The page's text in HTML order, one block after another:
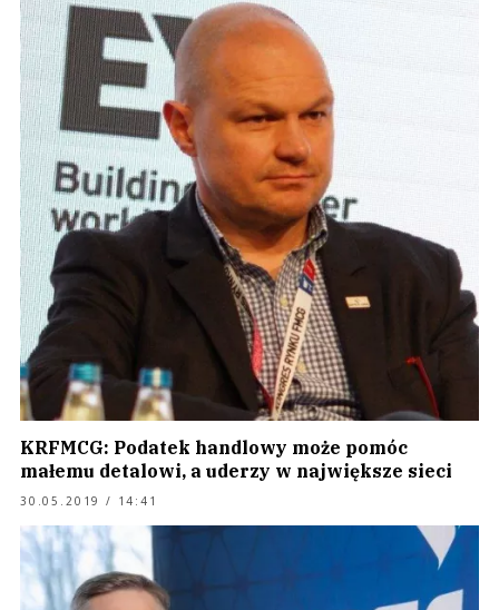
KRFMCG: Podatek handlowy może pomóc
małemu detalowi, a uderzy w największe sieci
30.05.2019 / 14:41